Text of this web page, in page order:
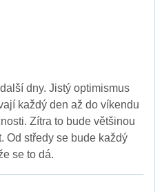
dny. Jistý optimismus
každý den až do víkendu
Zítra to bude většinou
Od středy se bude každý
se to dá.